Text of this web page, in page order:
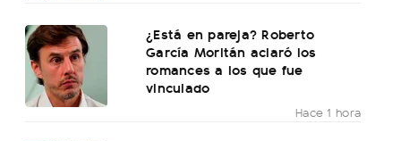
¿Está en pareja? Roberto
García Moritán aclaró los
romances a los que fue
vinculado
Hace 1 hora